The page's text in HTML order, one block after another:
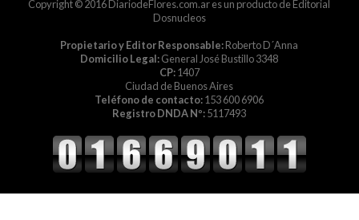
Copyright © 2016 DiariodeFlores.com.ar es un producto de Editorial
Dosnucleos
Propietario y Editor Responsable:Roberto D´Anna
Domicilio Legal:General José Bustillo 3348
CP:1407
Ciudad de Buenos Aires
Teléfono de contacto:153 600 6906
Registro DNDA Nº:5117493